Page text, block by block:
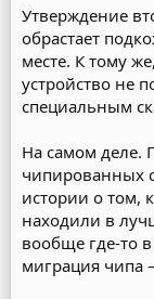
Утверждение
обрастает
месте. К тому
устройство не
специальным
На самом деле.
чипированных
истории о том,
находили в
вообще где-то
миграция чипа